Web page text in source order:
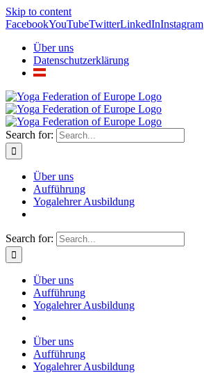
Skip to content
FacebookYouTubeTwitterLinkedInInstagram
Über uns
Datenschutzerklärung
Search for:
Über uns
Aufführung
Yogalehrer Ausbildung
Search for:
Über uns
Aufführung
Yogalehrer Ausbildung
Über uns
Aufführung
Yogalehrer Ausbildung